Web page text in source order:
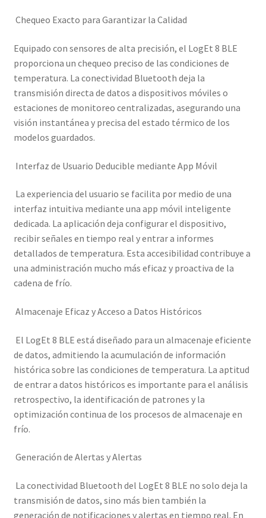
Chequeo Exacto para Garantizar la Calidad
Equipado con sensores de alta precisión, el LogEt 8 BLE
proporciona un chequeo preciso de las condiciones de
temperatura. La conectividad Bluetooth deja la
transmisión directa de datos a dispositivos móviles o
estaciones de monitoreo centralizadas, asegurando una
visión instantánea y precisa del estado térmico de los
modelos guardados.
Interfaz de Usuario Deducible mediante App Móvil
La experiencia del usuario se facilita por medio de una
interfaz intuitiva mediante una app móvil inteligente
dedicada. La aplicación deja configurar el dispositivo,
recibir señales en tiempo real y entrar a informes
detallados de temperatura. Esta accesibilidad contribuye a
una administración mucho más eficaz y proactiva de la
cadena de frío.
Almacenaje Eficaz y Acceso a Datos Históricos
El LogEt 8 BLE está diseñado para un almacenaje eficiente
de datos, admitiendo la acumulación de información
histórica sobre las condiciones de temperatura. La aptitud
de entrar a datos históricos es importante para el análisis
retrospectivo, la identificación de patrones y la
optimización continua de los procesos de almacenaje en
frío.
Generación de Alertas y Alertas
La conectividad Bluetooth del LogEt 8 BLE no solo deja la
transmisión de datos, sino más bien también la
generación de notificaciones y alertas en tiempo real. En